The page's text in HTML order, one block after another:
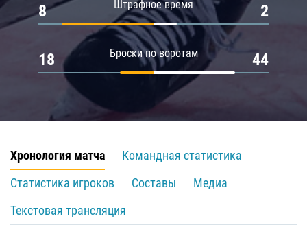
Штрафное время
8 2
Броски по воротам
18 44
Хронология матча
Командная статистика
Статистика игроков
Составы
Медиа
Текстовая трансляция